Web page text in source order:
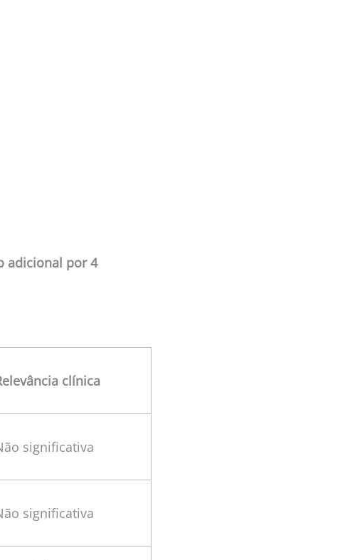
adicional por 4
clínica
significativa
significativa